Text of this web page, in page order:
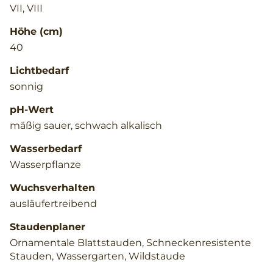
VII, VIII
Höhe (cm)
40
Lichtbedarf
sonnig
pH-Wert
mäßig sauer, schwach alkalisch
Wasserbedarf
Wasserpflanze
Wuchsverhalten
ausläufertreibend
Staudenplaner
Ornamentale Blattstauden, Schneckenresistente
Stauden, Wassergarten, Wildstaude